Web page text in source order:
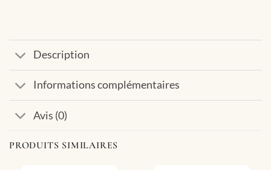
Description
Informations complémentaires
Avis (0)
PRODUITS SIMILAIRES